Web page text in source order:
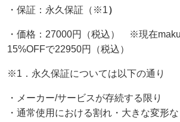
・保証：永久保証（※1）
・価格：27000円（税込） ※現在
15%OFFで22950円（税込）
※1．永久保証については以下の通り
・メーカー/サービスが存続する限り
・通常使用における割れ・大きな変形